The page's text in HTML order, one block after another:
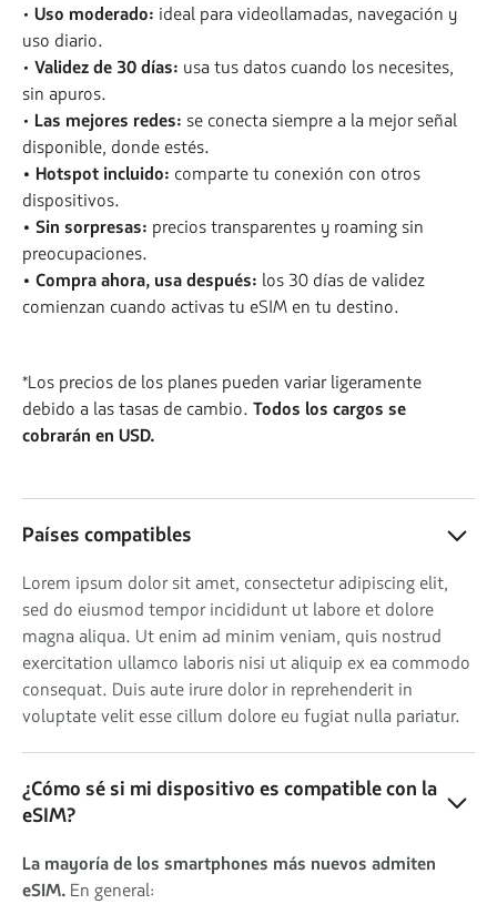
• Uso moderado: ideal para videollamadas, navegación y
uso diario.
• Validez de 30 días: usa tus datos cuando los necesites,
sin apuros.
• Las mejores redes: se conecta siempre a la mejor señal
disponible, donde estés.
• Hotspot incluido: comparte tu conexión con otros
dispositivos.
• Sin sorpresas: precios transparentes y roaming sin
preocupaciones.
• Compra ahora, usa después: los 30 días de validez
comienzan cuando activas tu eSIM en tu destino.
*Los precios de los planes pueden variar ligeramente
debido a las tasas de cambio. Todos los cargos se
cobrarán en USD.
Países compatibles
Lorem ipsum dolor sit amet, consectetur adipiscing elit,
sed do eiusmod tempor incididunt ut labore et dolore
magna aliqua. Ut enim ad minim veniam, quis nostrud
exercitation ullamco laboris nisi ut aliquip ex ea commodo
consequat. Duis aute irure dolor in reprehenderit in
voluptate velit esse cillum dolore eu fugiat nulla pariatur.
¿Cómo sé si mi dispositivo es compatible con la
eSIM?
La mayoría de los smartphones más nuevos admiten
eSIM. En general: